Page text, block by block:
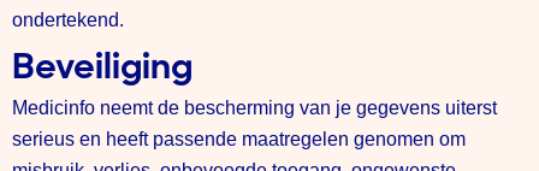
ondertekend.
Beveiliging
Medicinfo neemt de bescherming van je gegevens uiterst
serieus en heeft passende maatregelen genomen om